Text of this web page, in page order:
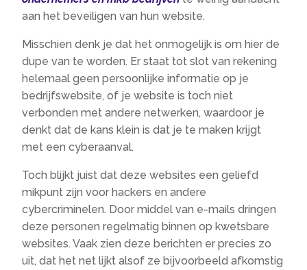
aan het beveiligen van hun website.
Misschien denk je dat het onmogelijk is om hier de
dupe van te worden. Er staat tot slot van rekening
helemaal geen persoonlijke informatie op je
bedrijfswebsite, of je website is toch niet
verbonden met andere netwerken, waardoor je
denkt dat de kans klein is dat je te maken krijgt
met een cyberaanval.
Toch blijkt juist dat deze websites een geliefd
mikpunt zijn voor hackers en andere
cybercriminelen. Door middel van e-mails dringen
deze personen regelmatig binnen op kwetsbare
websites. Vaak zien deze berichten er precies zo
uit, dat het net lijkt alsof ze bijvoorbeeld afkomstig